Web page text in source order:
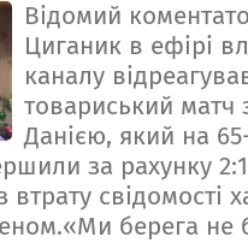
Відомий
Циганик в ефірі
каналу
товариський матч
Данією, який на
за рахунку
втрату свідомості
берега не